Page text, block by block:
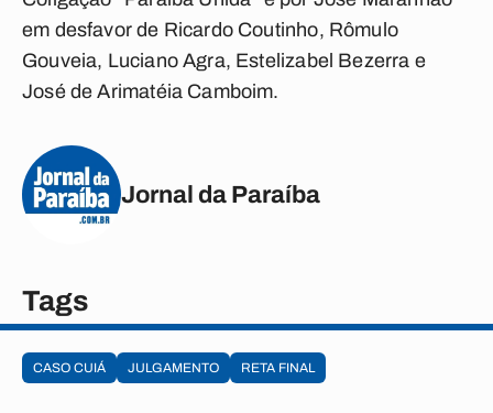
em desfavor de Ricardo Coutinho, Rômulo
Gouveia, Luciano Agra, Estelizabel Bezerra e
José de Arimatéia Camboim.
Jornal da Paraíba
Tags
CASO CUIÁ JULGAMENTO RETA FINAL